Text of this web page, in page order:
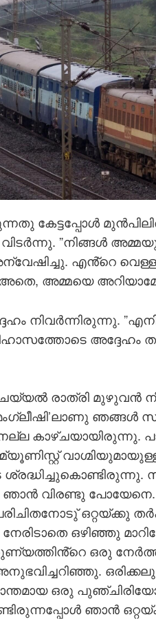
കേട്ടപ്പോള്‍
”നിങ്ങള്‍
എൻ്റെ
അമ്മയെ
നിവര്‍ന്നിരുന്നു.
രാത്രി മുഴുവന്‍
ഞങ്ങള്‍
കാഴ്ചയായിരുന്നു.
വിരണ്ടു
ഒറ്റയ്ക്കു
ഒഴിഞ്ഞു
ഒരു
ഒരു
ഞാന്‍